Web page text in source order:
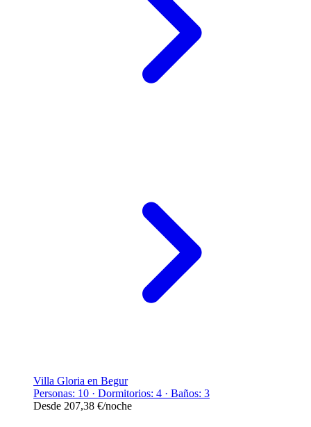
Villa Gloria en Begur
Personas: 10 · Dormitorios: 4 · Baños: 3
Desde 207,38 €/noche